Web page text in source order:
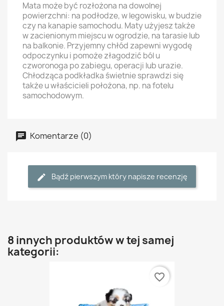
Mata może być rozłożona na dowolnej
powierzchni: na podłodze, w legowisku, w budzie
czy na kanapie samochodu. Maty użyjesz także
w zacienionym miejscu w ogrodzie, na tarasie lub
na balkonie. Przyjemny chłód zapewni wygodę
odpoczynku i pomoże złagodzić ból u
czworonoga po zabiegu, operacji lub urazie.
Chłodząca podkładka świetnie sprawdzi się
także u właścicieli położona, np. na fotelu
samochodowym.
Komentarze (0)
Bądź pierwszym który napisze recenzję
8 innych produktów w tej samej
kategorii:
favorite_border